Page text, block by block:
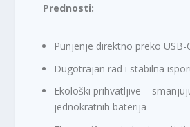
Prednosti:
Punjenje direktno preko USB-
Dugotrajan rad i stabilna
Ekološki prihvatljive –
jednokratnih baterija